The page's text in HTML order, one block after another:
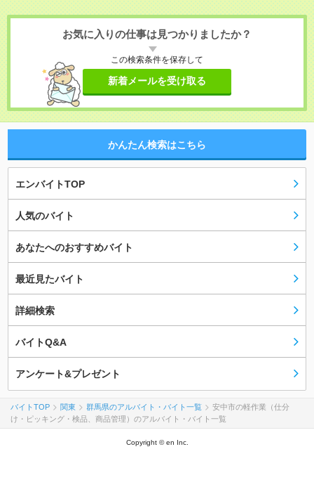
お気に入りの仕事は見つかりましたか？
この検索条件を保存して
新着メールを受け取る
かんたん検索はこちら
エンバイトTOP
人気のバイト
あなたへのおすすめバイト
最近見たバイト
詳細検索
バイトQ&A
アンケート&プレゼント
バイトTOP 関東 群馬県のアルバイト・バイト一覧
安中市の軽作業（仕分
け・ピッキング・検品、商品管理）のアルバイト・バイト一覧
Copyright © en Inc.